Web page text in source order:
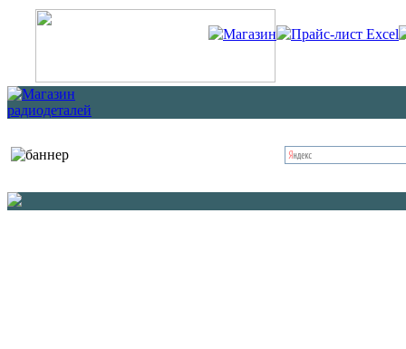
Магазин Прайс-лист Excel